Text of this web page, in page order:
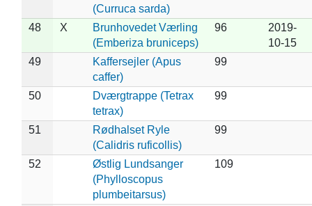
(Curruca sarda)
48 X
Brunhovedet Værling
(Emberiza bruniceps)
96
2019-
10-15
49
Kaffersejler (Apus
caffer)
99
50
Dværgtrappe (Tetrax
tetrax)
99
51
Rødhalset Ryle
(Calidris ruficollis)
99
52
Østlig Lundsanger
(Phylloscopus
plumbeitarsus)
109